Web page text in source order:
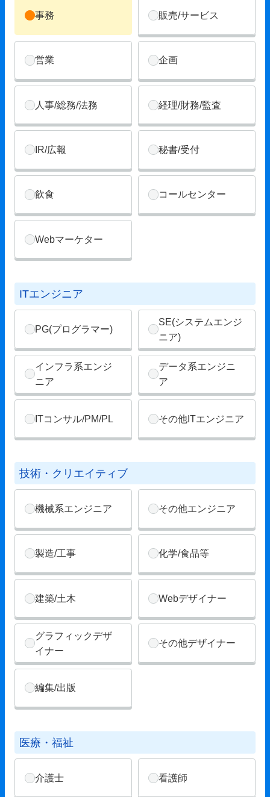
事務 販売/サービス
営業 企画
人事/総務/法務 経理/財務/監査
IR/広報 秘書/受付
飲食 コールセンター
Webマーケター
ITエンジニア
PG(プログラマー)
SE(システムエンジ
ニア)
インフラ系エンジ
ニア
データ系エンジニ
ア
ITコンサル/PM/PL その他ITエンジニア
技術・クリエイティブ
機械系エンジニア その他エンジニア
製造/工事 化学/食品等
建築/土木 Webデザイナー
グラフィックデザ
イナー
その他デザイナー
編集/出版
医療・福祉
介護士 看護師